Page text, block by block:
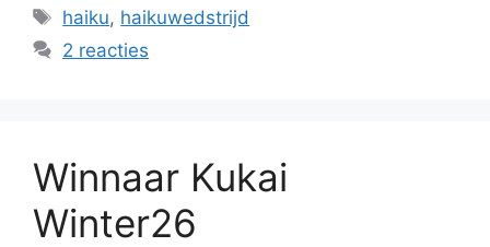
Tags
haiku, haikuwedstrijd
2 reacties
Winnaar Kukai
Winter26